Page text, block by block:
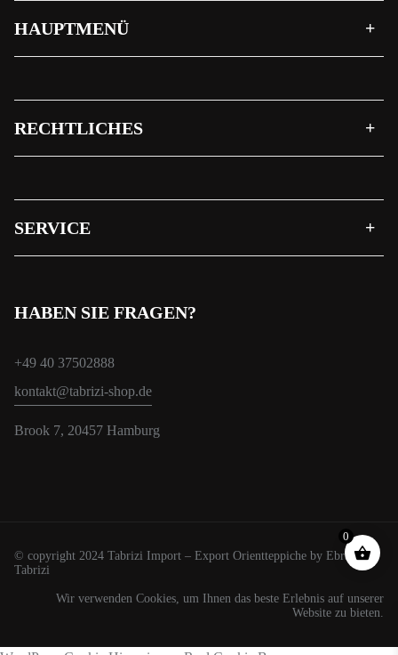
HAUPTMENÜ
RECHTLICHES
SERVICE
HABEN SIE FRAGEN?
+49 40 37502888
kontakt@tabrizi-shop.de
Brook 7, 20457 Hamburg
© copyright 2024 Tabrizi Import – Export Orientteppiche by Ebrahim
Tabrizi
Wir verwenden Cookies, um Ihnen das beste Erlebnis auf unserer
Website zu bieten.
0